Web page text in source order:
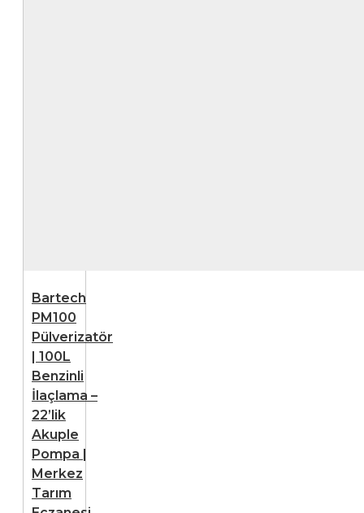
Bartech
PM100
Pülverizatör
| 100L
Benzinli
İlaçlama –
22’lik
Akuple
Pompa |
Merkez
Tarım